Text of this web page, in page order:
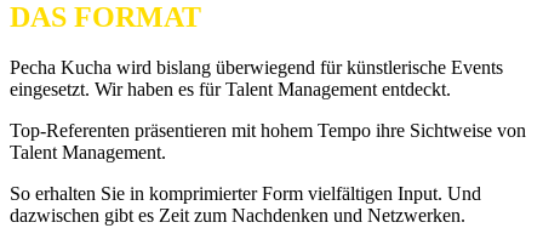
DAS FORMAT
Pecha Kucha wird bislang überwiegend für künstlerische Events
eingesetzt. Wir haben es für Talent Management entdeckt.
Top-Referenten präsentieren mit hohem Tempo ihre Sichtweise von
Talent Management.
So erhalten Sie in komprimierter Form vielfältigen Input. Und
dazwischen gibt es Zeit zum Nachdenken und Netzwerken.